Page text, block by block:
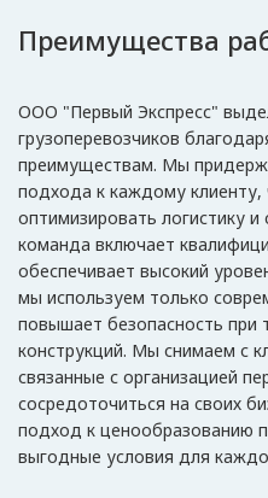
Преимущества
ООО "Первый Экспресс"
грузоперевозчиков
преимуществам. Мы
подхода к каждому клиенту,
оптимизировать логистику
команда включает
обеспечивает высокий
мы используем только
повышает безопасность при
конструкций. Мы снимаем с
связанные с организацией
сосредоточиться на своих
подход к ценообразованию
выгодные условия для